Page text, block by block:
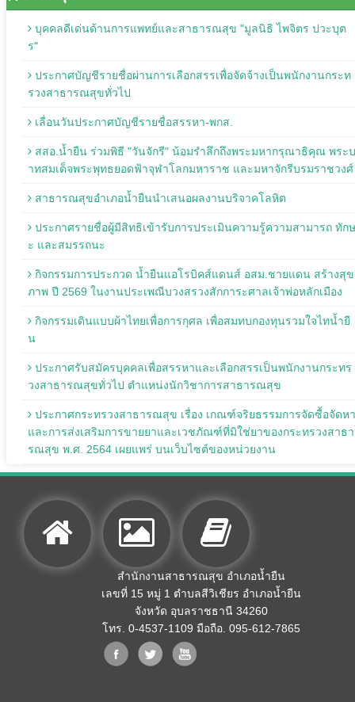
บุคคลดีเด่นด้านการแพทย์และสาธารณสุข "มูลนิธิ ไพจิตร ปวะบุต
ร"
ประกาศบัญชีรายชื่อผ่านการเลือกสรรเพื่อจัดจ้างเป็นพนักงานกระท
รวงสาธารณสุขทั่วไป
เลื่อนวันประกาศบัญชีรายชื่อสรรหา-พกส.
สสอ.น้ำยืน ร่วมพิธี "วันจักรี" น้อมรำลึกถึงพระมหากรุณาธิคุณ พระบ
าทสมเด็จพระพุทธยอดฟ้าจุฬาโลกมหาราช และมหาจักรีบรมราชวงศ์
สาธารณสุขอำเภอน้ำยืนนำเสนอผลงานบริจาคโลหิต
ประกาศรายชื่อผู้มีสิทธิเข้ารับการประเมินความรู้ความสามารถ ทักษ
ะ และสมรรถนะ
กิจกรรมการประกวด น้ำยืนแอโรบิคส์แดนส์ อสม.ชายแดน สร้างสุข
ภาพ ปี 2569 ในงานประเพณีบวงสรวงสักการะศาลเจ้าพ่อหลักเมือง
กิจกรรมเดินแบบผ้าไทยเพื่อการกุศล เพื่อสมทบกองทุนรวมใจไทน้ำยื
น
ประกาศรับสมัครบุคคลเพื่อสรรหาและเลือกสรรเป็นพนักงานกระทร
วงสาธารณสุขทั่วไป ตำแหน่งนักวิชาการสาธารณสุข
ประกาศกระทรวงสาธารณสุข เรื่อง เกณฑ์จริยธรรมการจัดซื้อจัดหา
และการส่งเสริมการขายยาและเวชภัณฑ์ที่มิใช่ยาของกระทรวงสาธา
รณสุข พ.ศ. 2564 เผยแพร่ บนเว็บไซต์ของหน่วยงาน
สำนักงานสาธารณสุข อำเภอน้ำยืน
เลขที่ 15 หมู่ 1 ตำบลสีวิเชียร อำเภอน้ำยืน
จังหวัด อุบลราชธานี 34260
โทร. 0-4537-1109 มือถือ. 095-612-7865